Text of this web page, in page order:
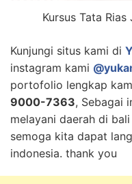
Kursus Tata
Kunjungi situs kami di
instagram kami
portofolio lengkap
9000-7363, Sebagai
melayani daerah di
semoga kita dapat
indonesia. thank you